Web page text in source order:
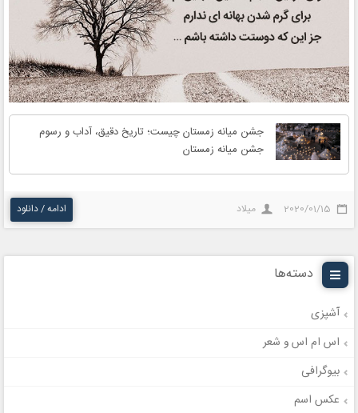
جشن میانه زمستان چیست؛ تاریخ دقیق، آداب و رسوم
جشن میانه زمستان
2020/01/15 میلاد ادامه / دانلود
دسته‌ها
آشپزی
اس ام اس و شعر
بیوگرافی
عکس اسم